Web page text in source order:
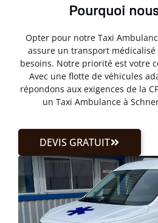
Pourquoi
Opter pour notre Taxi
assure un transport médicalisé
besoins. Notre priorité est votre
Avec une flotte de véhicules
répondons aux exigences de la
un Taxi Ambulance à
DEVIS GRATUIT